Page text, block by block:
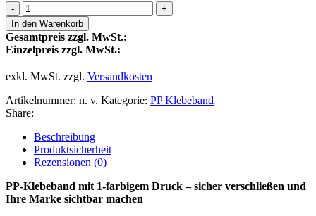
PP-
Klebeband
32
mµ
1-
farbig
bedruckt
50mm
x
66m
Menge
In den Warenkorb
Gesamtpreis zzgl. MwSt.:
Einzelpreis zzgl. MwSt.:
exkl. MwSt. zzgl. Versandkosten
Artikelnummer: n. v. Kategorie: PP Klebeband
Share:
Beschreibung
Produktsicherheit
Rezensionen (0)
PP-Klebeband mit 1-farbigem Druck – sicher verschließen und
Ihre Marke sichtbar machen